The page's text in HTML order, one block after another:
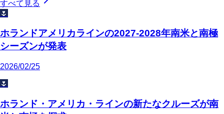
すべて見る
🌷
ホランドアメリカラインの2027-2028年南米と南極
シーズンが発表
2026/02/25
🌷
ホランド・アメリカ・ラインの新たなクルーズが南